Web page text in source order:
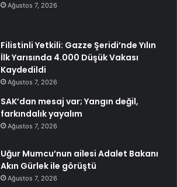
Ağustos 7, 2026
Filistinli Yetkili: Gazze Şeridi’nde Yılın
İlk Yarısında 4.000 Düşük Vakası
Kaydedildi
Ağustos 7, 2026
SAK’dan mesaj var; Yangın değil,
farkındalık yayalım
Ağustos 7, 2026
Uğur Mumcu’nun ailesi Adalet Bakanı
Akın Gürlek ile görüştü
Ağustos 7, 2026